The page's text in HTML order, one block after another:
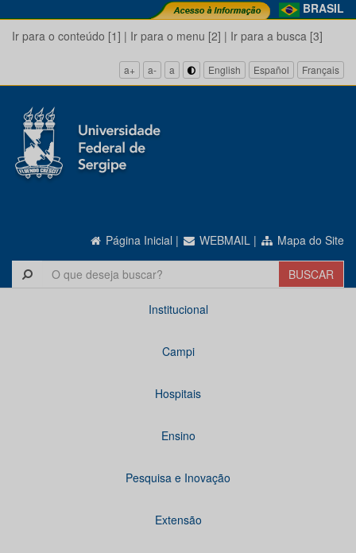
BRASIL
Ir para o conteúdo [1] | Ir para o menu [2] | Ir para a busca [3]
a+ a- a English Español Français
Página Inicial | WEBMAIL | Mapa do Site
Institucional
Campi
Hospitais
Ensino
Pesquisa e Inovação
Extensão